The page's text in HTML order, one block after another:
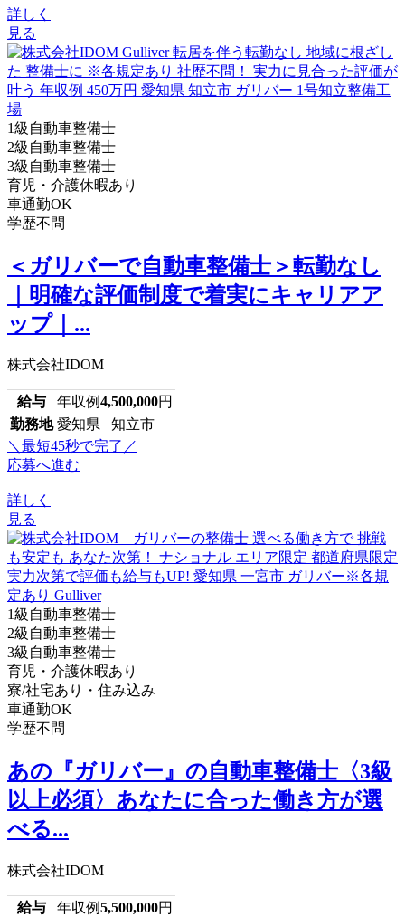
詳しく
見る
1級自動車整備士
2級自動車整備士
3級自動車整備士
育児・介護休暇あり
車通勤OK
学歴不問
＜ガリバーで自動車整備士＞転勤なし
｜明確な評価制度で着実にキャリアア
ップ｜...
株式会社IDOM
給与 年収例4,500,000円
勤務地 愛知県 知立市
＼最短45秒で完了／
応募へ進む
詳しく
見る
1級自動車整備士
2級自動車整備士
3級自動車整備士
育児・介護休暇あり
寮/社宅あり・住み込み
車通勤OK
学歴不問
あの『ガリバー』の自動車整備士〈3級
以上必須〉あなたに合った働き方が選
べる...
株式会社IDOM
給与 年収例5,500,000円